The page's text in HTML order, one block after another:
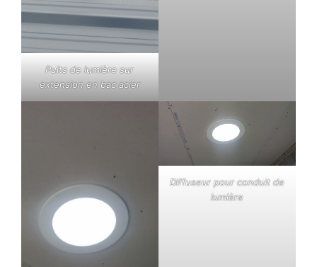
Puits de lumière sur
extension en bac acier
Diffuseur pour conduit de
lumière